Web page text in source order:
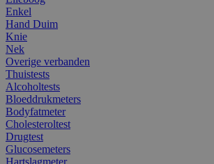
Enkel
Hand Duim
Knie
Nek
Overige verbanden
Thuistests
Alcoholtests
Bloeddrukmeters
Bodyfatmeter
Cholesteroltest
Drugtest
Glucosemeters
Hartslagmeter